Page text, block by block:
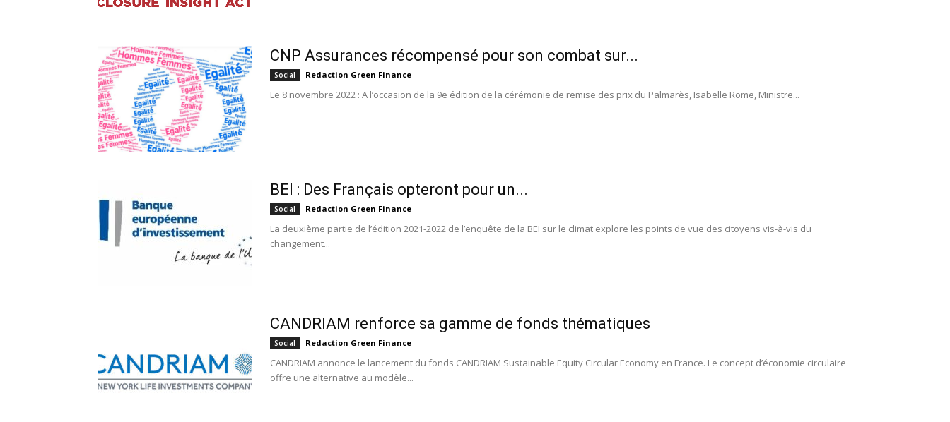
CNP Assurances récompensé pour son combat sur...
Social Redaction Green Finance
Le 8 novembre 2022 : A l’occasion de la 9e édition de la cérémonie de remise des prix du Palmarès, Isabelle Rome, Ministre...
BEI : Des Français opteront pour un...
Social Redaction Green Finance
La deuxième partie de l’édition 2021-2022 de l’enquête de la BEI sur le climat explore les points de vue des citoyens vis-à-vis du
changement...
CANDRIAM renforce sa gamme de fonds thématiques
Social Redaction Green Finance
CANDRIAM annonce le lancement du fonds CANDRIAM Sustainable Equity Circular Economy en France. Le concept d’économie circulaire
offre une alternative au modèle...